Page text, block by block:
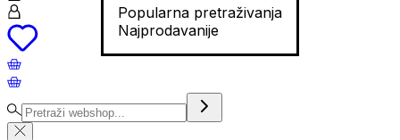
Popularna pretraživanja
Najprodavanije